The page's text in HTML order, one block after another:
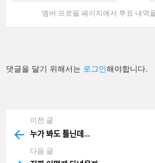
멤버 프로필 페이지에서 투표 내역
답
글
댓글을 달기 위해서는 로그인해야합니다.
more
이전 글
누가 봐도 틀닌데…
다음 글